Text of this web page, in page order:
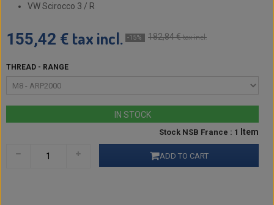
VW Scirocco 3 / R
155,42 € tax incl. -15% 182,84 €tax incl.
THREAD - RANGE
IN STOCK
Stock NSB France : 1 Item
ADD TO CART